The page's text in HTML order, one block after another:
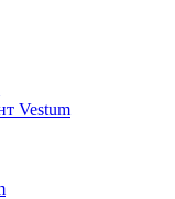
Vestum